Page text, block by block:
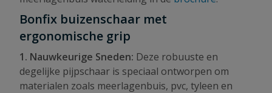
Bonfix buizenschaar met
ergonomische grip
1. Nauwkeurige Sneden: Deze robuuste en
degelijke pijpschaar is speciaal ontworpen om
materialen zoals meerlagenbuis, pvc, tyleen en